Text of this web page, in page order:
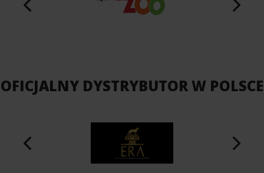
OFICJALNY DYSTRYBUTOR W POLSCE